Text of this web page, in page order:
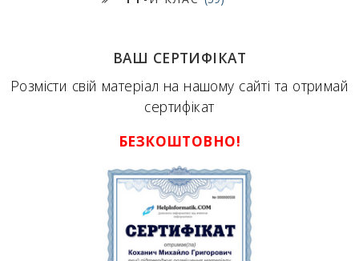
ВАШ СЕРТИФІКАТ
Розмісти свій матеріал на нашому сайті та отримай
сертифікат
БЕЗКОШТОВНО!